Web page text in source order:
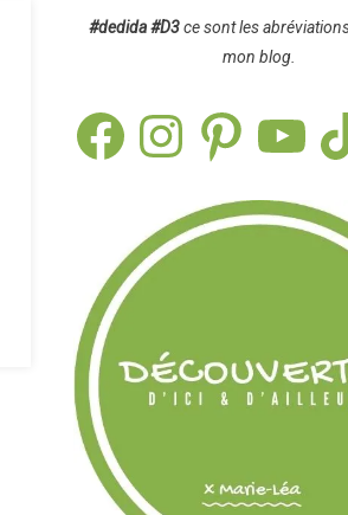
#dedida#D3ce sont les
mon blog.
FacebookInstagramPinterest